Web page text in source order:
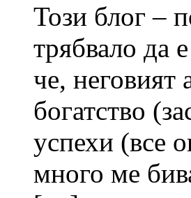
Този блог –
трябвало да
че, неговият
богатство
успехи (все
много ме